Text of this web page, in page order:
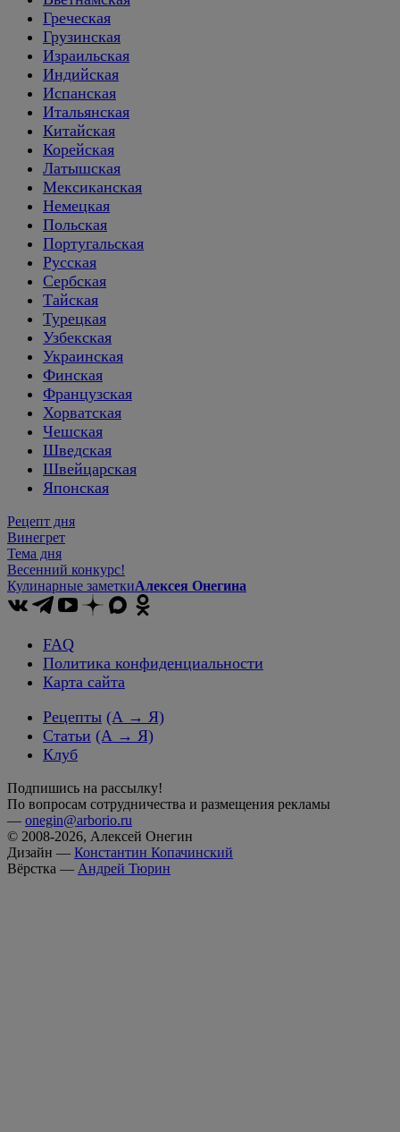
Греческая
Грузинская
Израильская
Индийская
Испанская
Итальянская
Китайская
Корейская
Латышская
Мексиканская
Немецкая
Польская
Португальская
Русская
Сербская
Тайская
Турецкая
Узбекская
Украинская
Финская
Французская
Хорватская
Чешская
Шведская
Швейцарская
Японская
Рецепт дня
Винегрет
Тема дня
Весенний конкурс!
Кулинарные заметкиАлексея Онегина
FAQ
Политика конфиденциальности
Карта сайта
Рецепты (А → Я)
Статьи (А → Я)
Клуб
Подпишись на рассылку!
По вопросам сотрудничества и размещения рекламы
— onegin@arborio.ru
© 2008-2026, Алексей Онегин
Дизайн — Константин Копачинский
Вёрстка — Андрей Тюрин